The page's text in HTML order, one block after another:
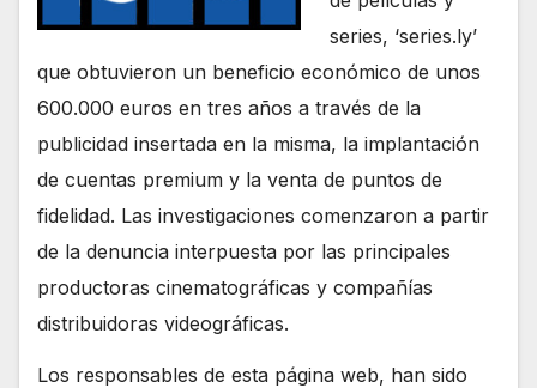
series, ‘series.ly’
que obtuvieron un beneficio económico de unos
600.000 euros en tres años a través de la
publicidad insertada en la misma, la implantación
de cuentas premium y la venta de puntos de
fidelidad. Las investigaciones comenzaron a partir
de la denuncia interpuesta por las principales
productoras cinematográficas y compañías
distribuidoras videográficas.
Los responsables de esta página web, han sido